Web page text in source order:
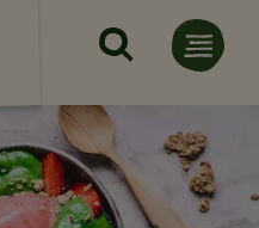
Pasar al contenido principal